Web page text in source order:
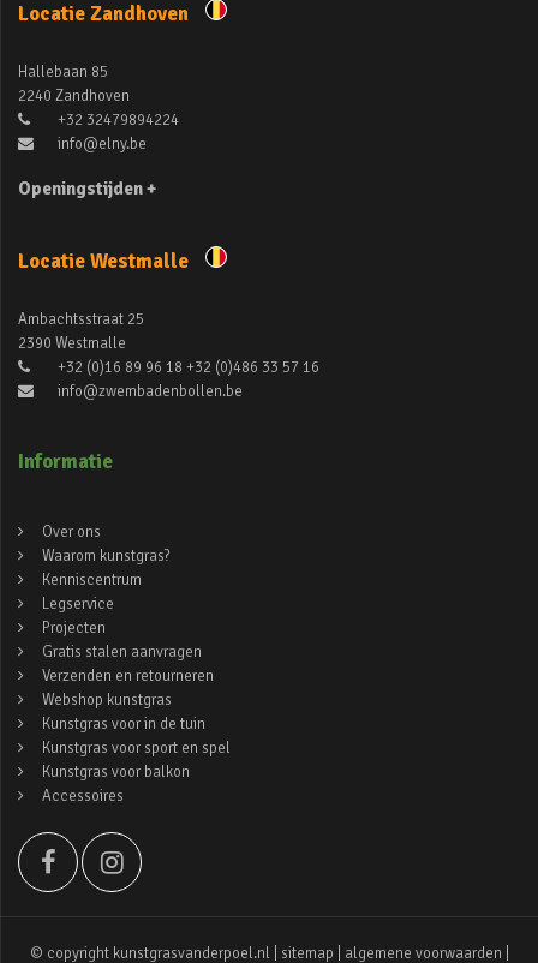
Locatie Zandhoven
Hallebaan 85
2240 Zandhoven
+32 32479894224
info@elny.be
Openingstijden +
Locatie Westmalle
Ambachtsstraat 25
2390 Westmalle
+32 (0)16 89 96 18 +32 (0)486 33 57 16
info@zwembadenbollen.be
Informatie
Over ons
Waarom kunstgras?
Kenniscentrum
Legservice
Projecten
Gratis stalen aanvragen
Verzenden en retourneren
Webshop kunstgras
Kunstgras voor in de tuin
Kunstgras voor sport en spel
Kunstgras voor balkon
Accessoires
© copyright kunstgrasvanderpoel.nl | sitemap algemene voorwaarden